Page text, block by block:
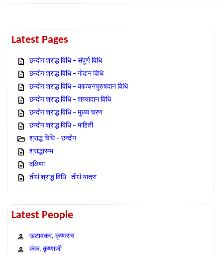
Latest Pages
छन्दोग श्राद्ध विधि – संपूर्ण विधि
छन्दोग श्राद्ध विधि – गोदान विधि
छन्दोग श्राद्ध विधि – काञ्चनपुरुषदान विधि
छन्दोग श्राद्ध विधि – शय्यादान विधि
छन्दोग श्राद्ध विधि – मुख्य चरण
छन्दोग श्राद्ध विधि – माहिती
श्राद्ध विधि – छन्दोग
श्राद्धारम्भ
दक्षिणा
तीर्थ श्राद्ध विधि - तीर्थ यात्रा
Latest People
खटावकर, कृष्णराव
कंक, कृष्णाजी